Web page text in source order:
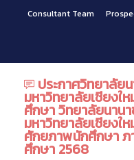
Consultant Team
ประกาศวิทยาลัย
มหาวิทยาลัยเชียงใ
ศึกษา วิทยาลัยนาน
มหาวิทยาลัยเชียงใ
ศักยภาพนักศึกษา ภ
ศึกษา 2568